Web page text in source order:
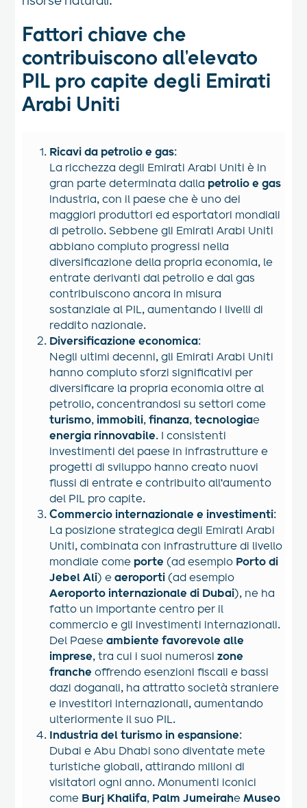
Fattori chiave che
contribuiscono all'elevato
PIL pro capite degli Emirati
Arabi Uniti
Ricavi da petrolio e gas:
La ricchezza degli Emirati Arabi Uniti è in
gran parte determinata dalla petrolio e gas
industria, con il paese che è uno dei
maggiori produttori ed esportatori mondiali
di petrolio. Sebbene gli Emirati Arabi Uniti
abbiano compiuto progressi nella
diversificazione della propria economia, le
entrate derivanti dal petrolio e dal gas
contribuiscono ancora in misura
sostanziale al PIL, aumentando i livelli di
reddito nazionale.
Diversificazione economica:
Negli ultimi decenni, gli Emirati Arabi Uniti
hanno compiuto sforzi significativi per
diversificare la propria economia oltre al
petrolio, concentrandosi su settori come
turismo, immobili,finanza,tecnologiae
energia rinnovabile. I consistenti
investimenti del paese in infrastrutture e
progetti di sviluppo hanno creato nuovi
flussi di entrate e contribuito all'aumento
del PIL pro capite.
Commercio internazionale e investimenti:
La posizione strategica degli Emirati Arabi
Uniti, combinata con infrastrutture di livello
mondiale come porte (ad esempio Porto di
Jebel Ali) eaeroporti (ad esempio
Aeroporto internazionale di Dubai), ne ha
fatto un importante centro per il
commercio e gli investimenti internazionali.
Del Paeseambiente favorevole alle
imprese, tra cui i suoi numerosizone
franche offrendo esenzioni fiscali e bassi
dazi doganali, ha attratto società straniere
e investitori internazionali, aumentando
ulteriormente il suo PIL.
Industria del turismo in espansione:
Dubai e Abu Dhabi sono diventate mete
turistiche globali, attirando milioni di
visitatori ogni anno. Monumenti iconici
come Burj Khalifa, Palm JumeiraheMuseo